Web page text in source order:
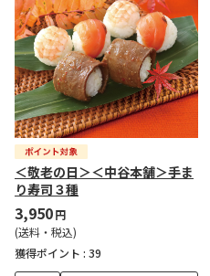
＜敬老の日＞＜中谷本舗＞手ま
り寿司３種
3,950円
(送料・税込)
獲得ポイント : 39